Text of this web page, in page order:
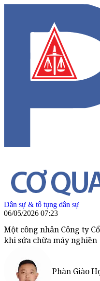
Dân sự & tố tụng dân sự
06/05/2026 07:23
Một công nhân Công ty
khi sửa chữa máy nghiền
Phàn Giào